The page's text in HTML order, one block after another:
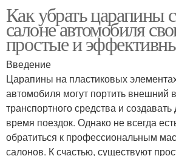
Как убрать царапины
салоне автомобиля
простые и
Введение
Царапины на пластиковых
автомобиля могут портить внешний
транспортного средства и
время поездок. Однако не всегда
обратиться к профессиональным
салонов. К счастью, существуют